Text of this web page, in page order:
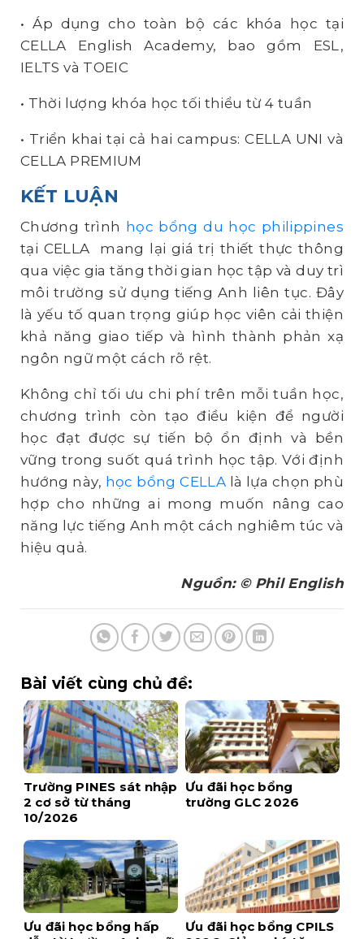
•Áp dụng cho toàn bộ các khóa học tại
CELLA English Academy, bao gồm ESL,
IELTS và TOEIC
• Thời lượng khóa học tối thiểu từ 4 tuần
• Triển khai tại cả hai campus: CELLA UNI và
CELLA PREMIUM
KẾT LUẬN
Chương trình học bổng du học philippines
tại CELLA mang lại giá trị thiết thực thông
qua việc gia tăng thời gian học tập và duy trì
môi trường sử dụng tiếng Anh liên tục. Đây
là yếu tố quan trọng giúp học viên cải thiện
khả năng giao tiếp và hình thành phản xạ
ngôn ngữ một cách rõ rệt.
Không chỉ tối ưu chi phí trên mỗi tuần học,
chương trình còn tạo điều kiện để người
học đạt được sự tiến bộ ổn định và bền
vững trong suốt quá trình học tập. Với định
hướng này, học bổng CELLA là lựa chọn phù
hợp cho những ai mong muốn nâng cao
năng lực tiếng Anh một cách nghiêm túc và
hiệu quả.
Nguồn: © Phil English
Bài viết cùng chủ đề:
Trường PINES sát nhập
2 cơ sở từ tháng
10/2026
Ưu đãi học bổng
trường GLC 2026
Ưu đãi học bổng hấp
Ưu đãi học bổng CPILS